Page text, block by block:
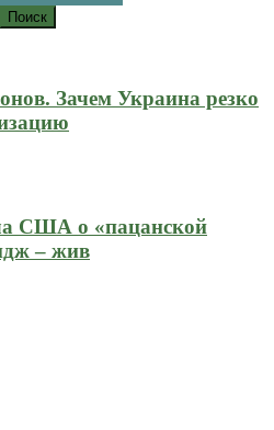
Зачем Украина резко
США о «пацанской
– жив